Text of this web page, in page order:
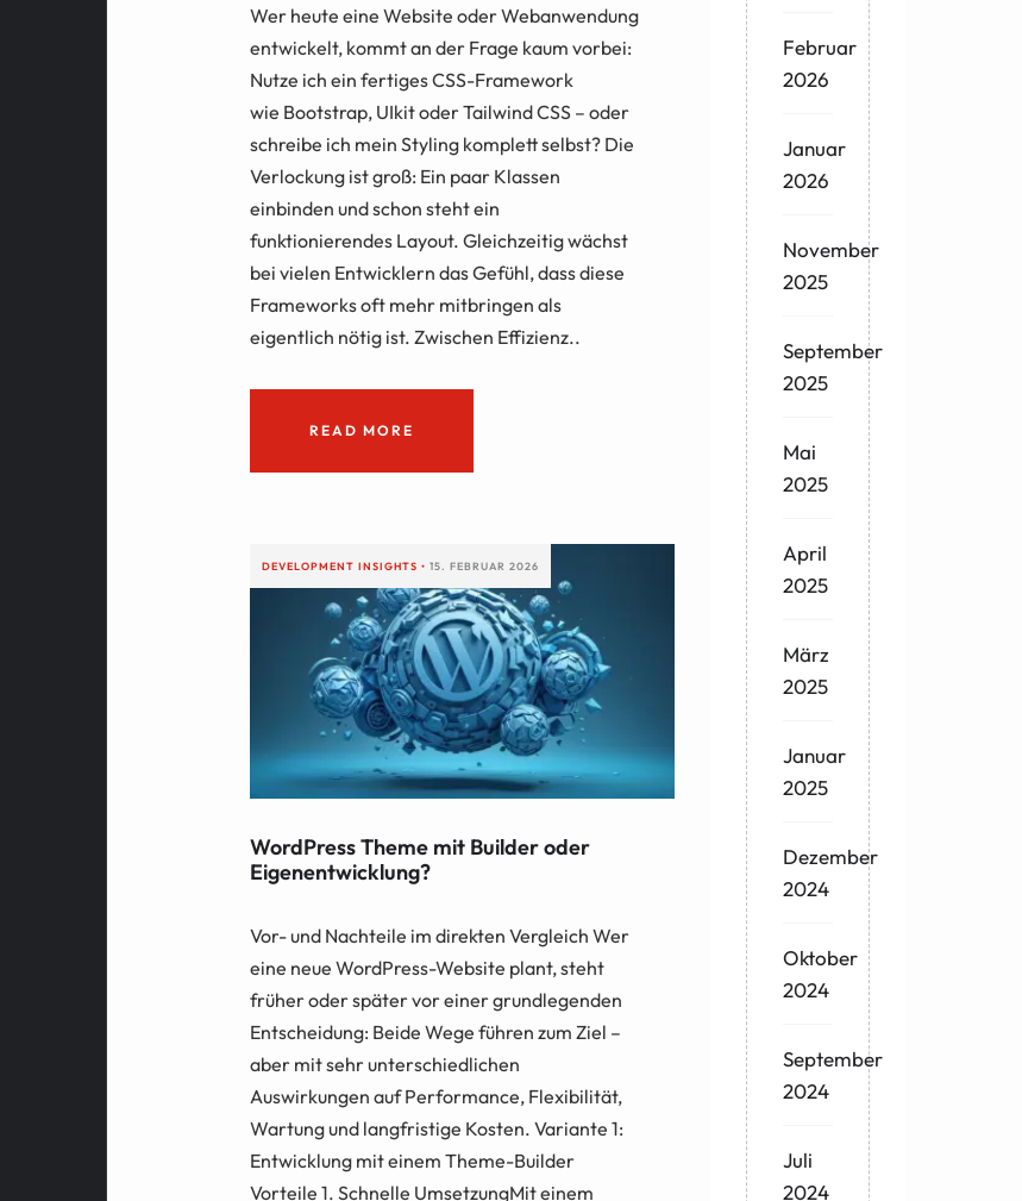
Wer heute eine Website oder Webanwendung
entwickelt, kommt an der Frage kaum vorbei:
Nutze ich ein fertiges CSS-Framework
wie Bootstrap, UIkit oder Tailwind CSS – oder
schreibe ich mein Styling komplett selbst? Die
Verlockung ist groß: Ein paar Klassen
einbinden und schon steht ein
funktionierendes Layout. Gleichzeitig wächst
bei vielen Entwicklern das Gefühl, dass diese
Frameworks oft mehr mitbringen als
eigentlich nötig ist. Zwischen Effizienz..
READ MORE
DEVELOPMENT INSIGHTS • 15. FEBRUAR 2026
WordPress Theme mit Builder oder
Eigenentwicklung?
Vor- und Nachteile im direkten Vergleich Wer
eine neue WordPress-Website plant, steht
früher oder später vor einer grundlegenden
Entscheidung: Beide Wege führen zum Ziel –
aber mit sehr unterschiedlichen
Auswirkungen auf Performance, Flexibilität,
Wartung und langfristige Kosten. Variante 1:
Entwicklung mit einem Theme-Builder
Vorteile 1. Schnelle UmsetzungMit einem
Februar
2026
Januar
2026
November
2025
September
2025
Mai
2025
April
2025
März
2025
Januar
2025
Dezember
2024
Oktober
2024
September
2024
Juli
2024